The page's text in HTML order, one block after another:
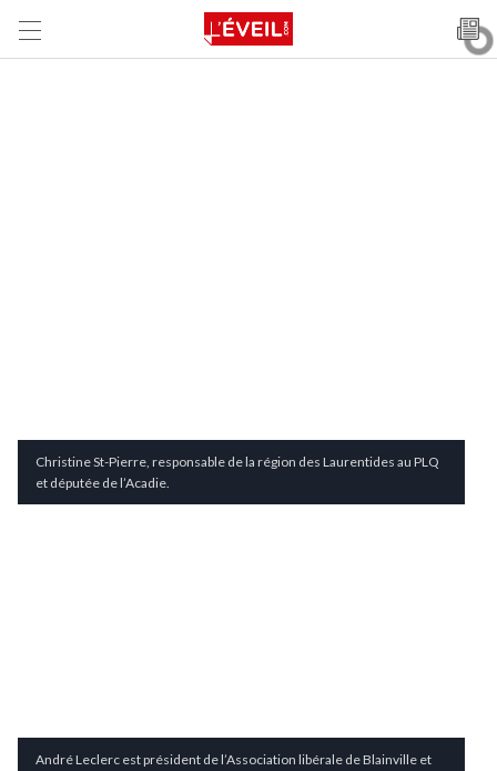
Christine St-Pierre, responsable de la région des Laurentides au PLQ
et députée de l’Acadie.
André Leclerc est président de l’Association libérale de Blainville et